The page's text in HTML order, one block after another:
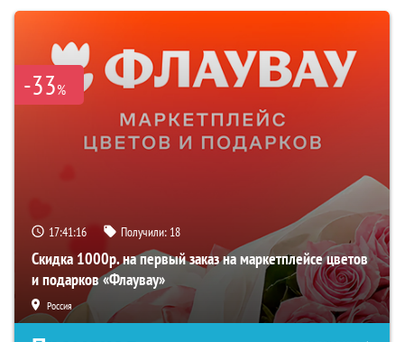
-33%
17:41:15 Получили: 18
Скидка 1000р. на первый заказ на маркетплейсе цветов
и подарков «Флаувау»
Россия